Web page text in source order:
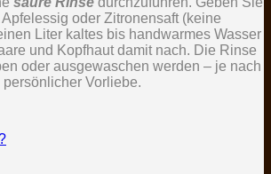
oder Zitronensaft (keine
Liter kaltes bis handwarmes Wasser
und Kopfhaut damit nach. Die Rinse
oder ausgewaschen werden – je nach
persönlicher Vorliebe.